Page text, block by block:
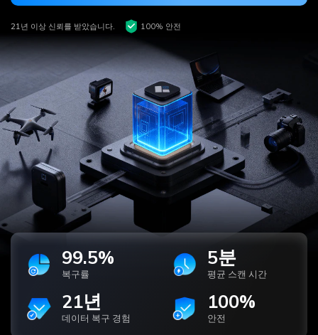
분실/삭제된 데이터 무료 복구
무료 체험
기타 프로그램
Repairit - 데이터 복구
UBackit - 데이터 백업
모든 기능 확인하기
21년 이상 신뢰를 받았습니다. 100% 안전
99.5%
복구률
5분
평균 스캔 시간
21년
데이터 복구 경험
100%
안전